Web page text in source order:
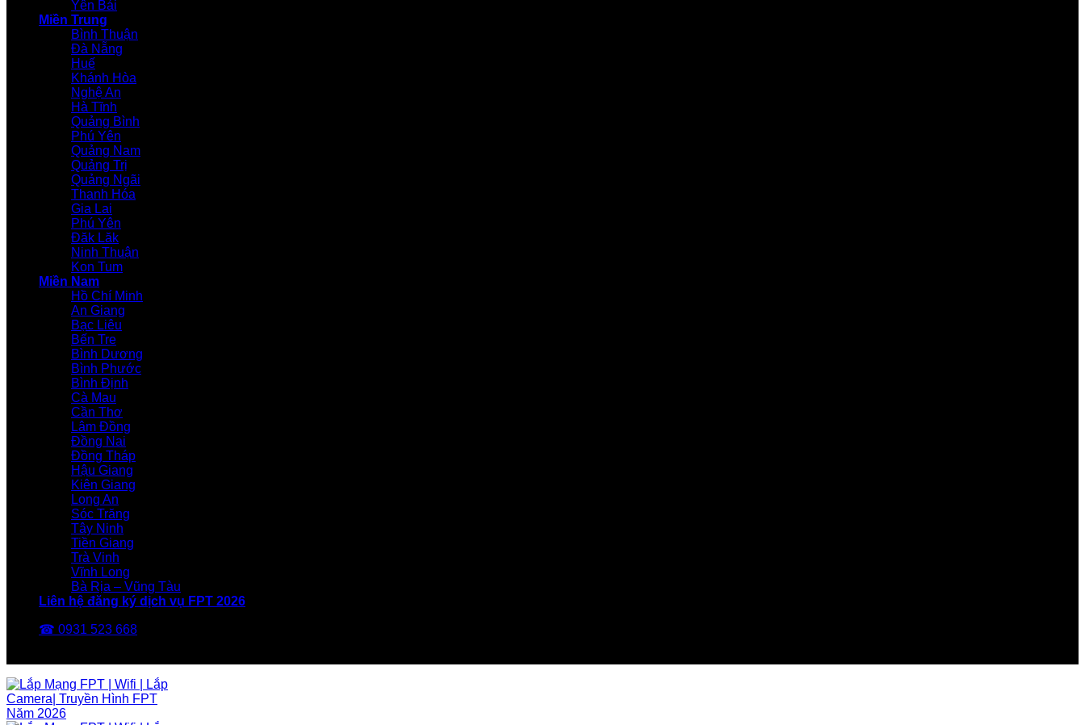
Yên Bái
Miền Trung
Bình Thuận
Đà Nẵng
Huế
Khánh Hòa
Nghệ An
Hà Tĩnh
Quảng Bình
Phú Yên
Quảng Nam
Quảng Trị
Quảng Ngãi
Thanh Hóa
Gia Lai
Phú Yên
Đăk Lăk
Ninh Thuận
Kon Tum
Miền Nam
Hồ Chí Minh
An Giang
Bạc Liêu
Bến Tre
Bình Dương
Bình Phước
Bình Định
Cà Mau
Cần Thơ
Lâm Đồng
Đồng Nai
Đồng Tháp
Hậu Giang
Kiên Giang
Long An
Sóc Trăng
Tây Ninh
Tiền Giang
Trà Vinh
Vĩnh Long
Bà Rịa – Vũng Tàu
Liên hệ đăng ký dịch vụ FPT 2026
☎ 0931 523 668